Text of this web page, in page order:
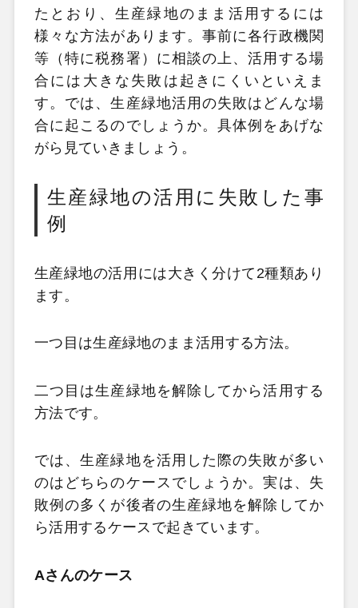
たとおり、生産緑地のまま活用するには
様々な方法があります。事前に各行政機関
等（特に税務署）に相談の上、活用する場
合には大きな失敗は起きにくいといえま
す。では、生産緑地活用の失敗はどんな場
合に起こるのでしょうか。具体例をあげな
がら見ていきましょう。
生産緑地の活用に失敗した事
例
生産緑地の活用には大きく分けて2種類あり
ます。
一つ目は生産緑地のまま活用する方法。
二つ目は生産緑地を解除してから活用する
方法です。
では、生産緑地を活用した際の失敗が多い
のはどちらのケースでしょうか。実は、失
敗例の多くが後者の生産緑地を解除してか
ら活用するケースで起きています。
Aさんのケース